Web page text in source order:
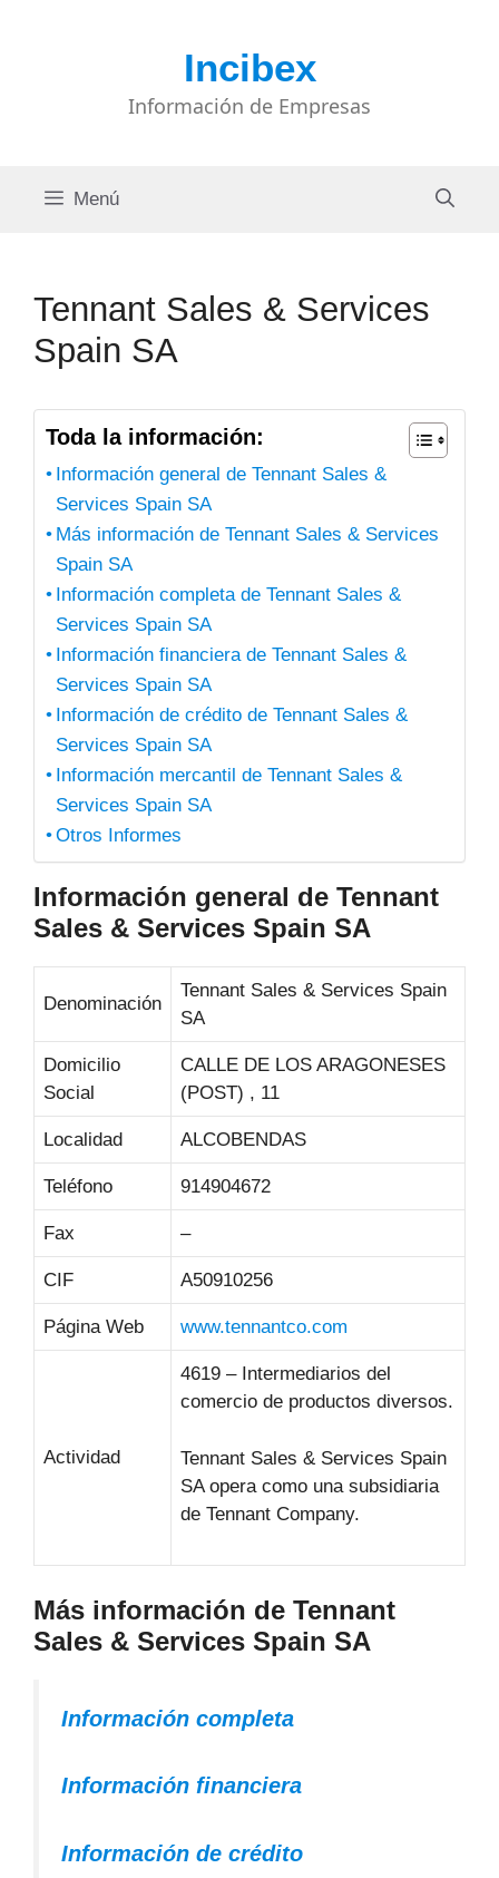
Incibex
Información de Empresas
Menú
Tennant Sales & Services
Spain SA
Toda la información:
Información general de Tennant Sales &
Services Spain SA
Más información de Tennant Sales & Services
Spain SA
Información completa de Tennant Sales &
Services Spain SA
Información financiera de Tennant Sales &
Services Spain SA
Información de crédito de Tennant Sales &
Services Spain SA
Información mercantil de Tennant Sales &
Services Spain SA
Otros Informes
Información general de Tennant
Sales & Services Spain SA
Denominación
Tennant Sales & Services Spain
SA
Domicilio
Social
CALLE DE LOS ARAGONESES
(POST) , 11
Localidad ALCOBENDAS
Teléfono 914904672
Fax –
CIF A50910256
Página Web www.tennantco.com
Actividad
4619 – Intermediarios del
comercio de productos diversos.
Tennant Sales & Services Spain
SA opera como una subsidiaria
de Tennant Company.
Más información de Tennant
Sales & Services Spain SA
Información completa
Información financiera
Información de crédito